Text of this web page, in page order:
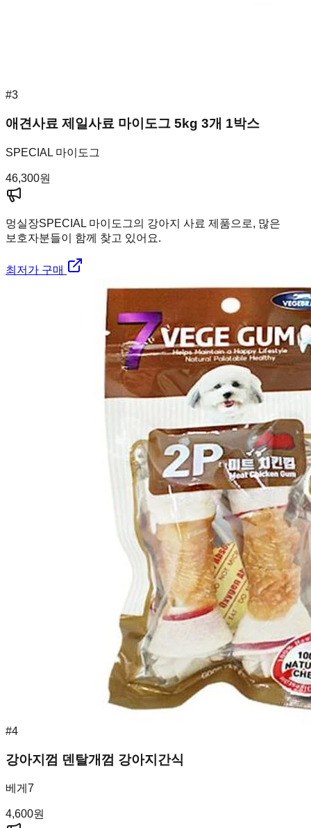
#3
애견사료 제일사료 마이도그 5kg 3개 1박스
SPECIAL 마이도그
46,300원
멍실장SPECIAL 마이도그의 강아지 사료 제품으로, 많은
보호자분들이 함께 찾고 있어요.
최저가 구매
#4
강아지껌 덴탈개껌 강아지간식
베게7
4,600원